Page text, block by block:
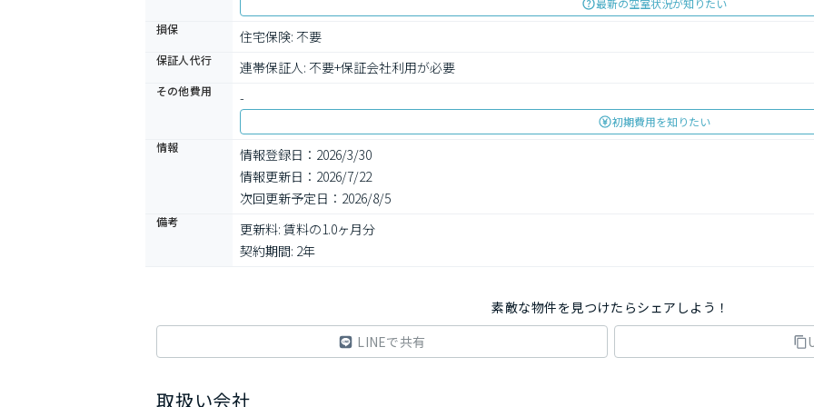
最新の空室状況が知りたい
損保
住宅保険: 不要
保証人代行 連帯保証人: 不要+保証会社利用が必要
その他費用 -
初期費用を知りたい
情報
情報登録日：2026/3/30
情報更新日：2026/7/22
次回更新予定日：2026/8/5
備考
更新料: 賃料の1.0ヶ月分
契約期間: 2年
素敵な物件を見つけたらシェアしよう！
LINEで共有
取扱い会社